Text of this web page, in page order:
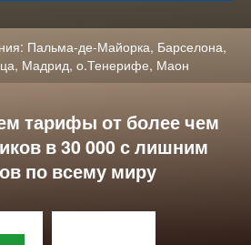
Пальма-де-Майорка, Барселона,
, Мадрид, о.Тенерифе, Маон
тарифы от более чем
в 30 000 с лишним
по всему миру